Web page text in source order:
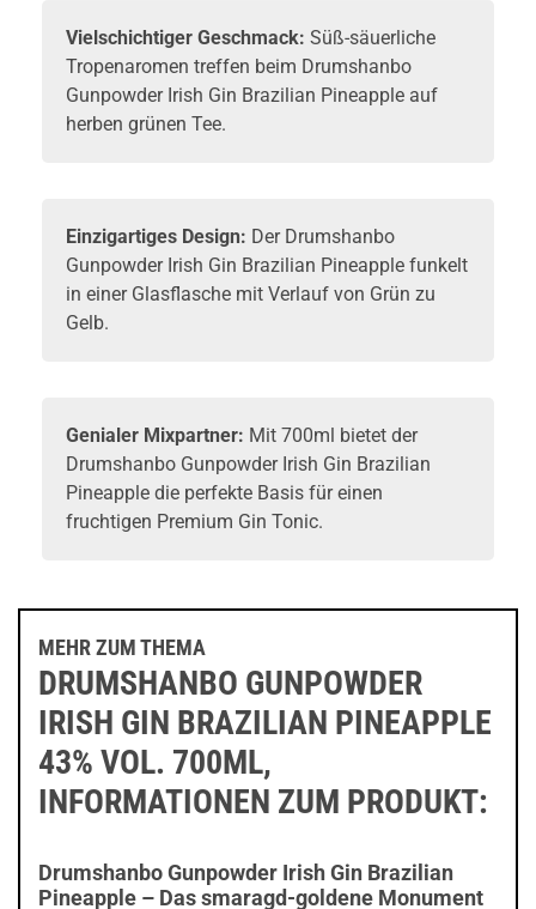
Vielschichtiger Geschmack: Süß-säuerliche
Tropenaromen treffen beim Drumshanbo
Gunpowder Irish Gin Brazilian Pineapple auf
herben grünen Tee.
Einzigartiges Design: Der Drumshanbo
Gunpowder Irish Gin Brazilian Pineapple funkelt
in einer Glasflasche mit Verlauf von Grün zu
Gelb.
Genialer Mixpartner: Mit 700ml bietet der
Drumshanbo Gunpowder Irish Gin Brazilian
Pineapple die perfekte Basis für einen
fruchtigen Premium Gin Tonic.
MEHR ZUM THEMA
DRUMSHANBO GUNPOWDER
IRISH GIN BRAZILIAN PINEAPPLE
43% VOL. 700ML,
INFORMATIONEN ZUM PRODUKT:
Drumshanbo Gunpowder Irish Gin Brazilian
Pineapple – Das smaragd-goldene Monument